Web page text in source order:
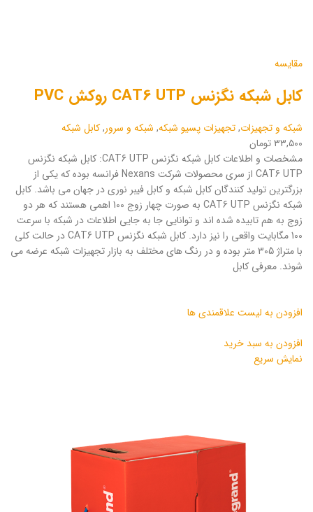
مقایسه
کابل شبکه نگزنس CAT6 UTP روکش PVC
شبکه و تجهیزات,تجهیزات پسیو شبکه, شبکه و سرور,کابل شبکه
۳۳,۵۰۰ تومان
مشخصات و اطلاعات کابل شبکه نگزنس CAT6 UTP: کابل شبکه نگزنس
CAT6 UTP از سری محصولات شرکت Nexans فرانسه بوده که یکی از
بزرگترین تولید کنندگان کابل شبکه و کابل فیبر نوری در جهان می باشد. کابل
شبکه نگزنس CAT6 UTP به صورت چهار زوج 100 اهمی هستند که هر دو
زوج به هم تابیده شده اند و توانایی جا به جایی اطلاعات در شبکه با سرعت
100 مگابایت واقعی را نیز دارد. کابل شبکه نگزنس CAT6 UTP در حالت کلی
با متراژ 305 متر بوده و در رنگ های مختلف به بازار تجهیزات شبکه عرضه می
شوند. معرفی کابل
افزودن به لیست علاقمندی ها
افزودن به سبد خرید
نمایش سریع